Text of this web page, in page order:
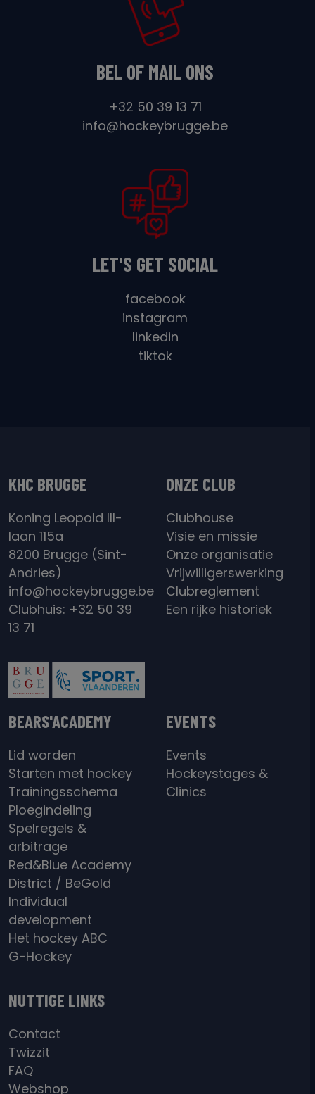
BEL OF MAIL ONS
+32 50 39 13 71
info@hockeybrugge.be
LET'S GET SOCIAL
facebook
instagram
linkedin
tiktok
KHC BRUGGE
Koning Leopold III-
laan 115a
8200 Brugge (Sint-
Andries)
info@hockeybrugge.be
Clubhuis: +32 50 39
13 71
ONZE CLUB
Clubhouse
Visie en missie
Onze organisatie
Vrijwilligerswerking
Clubreglement
Een rijke historiek
BEARS'ACADEMY
Lid worden
Starten met hockey
Trainingsschema
Ploegindeling
Spelregels &
arbitrage
Red&Blue Academy
District / BeGold
Individual
development
Het hockey ABC
G-Hockey
EVENTS
Events
Hockeystages &
Clinics
NUTTIGE LINKS
Contact
Twizzit
FAQ
Webshop